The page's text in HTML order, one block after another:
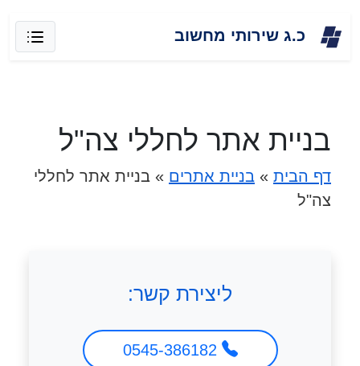
כ.ג שירותי מחשוב
בניית אתר לחללי צה"ל
דף הבית » בניית אתרים » בניית אתר לחללי
צה"ל
ליצירת קשר: